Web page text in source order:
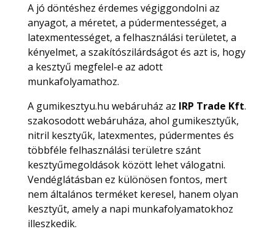
A jó döntéshez érdemes végiggondolni az
anyagot, a méretet, a púdermentességet, a
latexmentességet, a felhasználási területet, a
kényelmet, a szakítószilárdságot és azt is, hogy
a kesztyű megfelel-e az adott
munkafolyamathoz.
A gumikesztyu.hu webáruház az IRP Trade Kft.
szakosodott webáruháza, ahol gumikesztyűk,
nitril kesztyűk, latexmentes, púdermentes és
többféle felhasználási területre szánt
kesztyűmegoldások között lehet válogatni.
Vendéglátásban ez különösen fontos, mert
nem általános terméket keresel, hanem olyan
kesztyűt, amely a napi munkafolyamatokhoz
illeszkedik.